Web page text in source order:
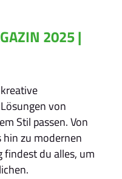
2025 |
von
Stil passen. Von
zu modernen
du alles, um